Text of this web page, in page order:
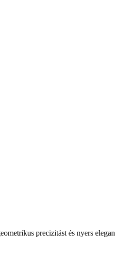
precizitást és nyers